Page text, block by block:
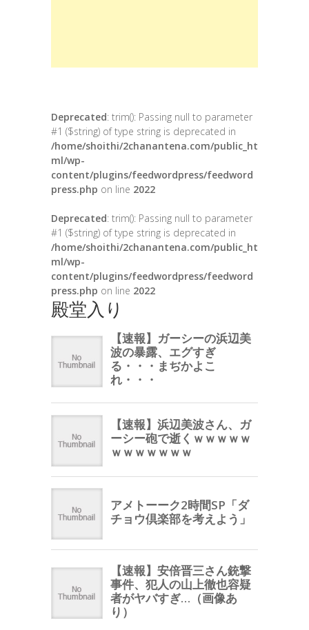
Deprecated: trim(): Passing null to parameter
#1 ($string) of type string is deprecated in
/home/shoithi/2chanantena.com/public_ht
ml/wp-
content/plugins/feedwordpress/feedword
press.php on line 2022
Deprecated: trim(): Passing null to parameter
#1 ($string) of type string is deprecated in
/home/shoithi/2chanantena.com/public_ht
ml/wp-
content/plugins/feedwordpress/feedword
press.php on line 2022
殿堂入り